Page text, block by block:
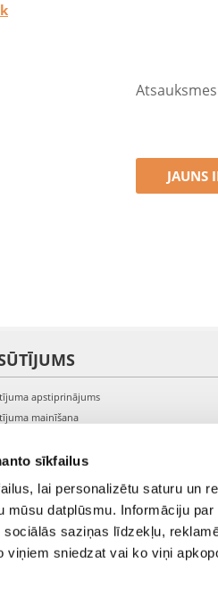
sīkfailus
lai personalizētu saturu un
mūsu datplūsmu. Informāciju
saziņas līdzekļu,
viņiem sniedzat vai ko viņi
JAUNS
apstiprinājums
mainīšana
kontam